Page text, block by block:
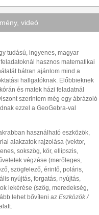
videó
tudású, ingyenes, magyar
hasznos matematikai
bátran ajánlom mind a
hallgatóknak. Előbbieknek
és matek házi feladatnál
szerintem még egy ábrázoló
ezzel a GeoGebra-val
használható eszközök,
alakzatok rajzolása (vektor,
sokszög, kör, ellipszis,
végzése (merőleges,
szögfelező, érintő, poláris,
nyújtás, forgatás, nyújtás,
lekérése (szög, meredekség,
lehet bővíteni az Eszközök /